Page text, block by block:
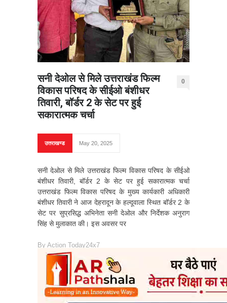
सनी देओल से मिले उत्तराखंड फिल्म
विकास परिषद के सीईओ बंशीधर
तिवारी, बॉर्डर 2 के सेट पर हुई
सकारात्मक चर्चा
0
उत्तराखण्ड May 20, 2025
सनी देओल से मिले उत्तराखंड फिल्म विकास परिषद के सीईओ
बंशीधर तिवारी, बॉर्डर 2 के सेट पर हुई सकारात्मक चर्चा
उत्तराखंड फिल्म विकास परिषद के मुख्य कार्यकारी अधिकारी
बंशीधर तिवारी ने आज देहरादून के हल्दूवाला स्थित बॉर्डर 2 के
सेट पर सुप्रसिद्ध अभिनेता सनी देओल और निर्देशक अनुराग
सिंह से मुलाकात की। इस अवसर पर
By Action Today24x7
READ MORE